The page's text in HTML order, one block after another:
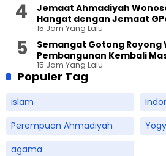
Jemaat Ahmadiyah
Hangat dengan Jemaat
15 Jam Yang Lalu
Semangat Gotong Royong
Pembangunan Kembali
Ahmadiyah Sukapura
15 Jam Yang Lalu
Populer Tag
islam
Perempuan Ahmadiyah
agama